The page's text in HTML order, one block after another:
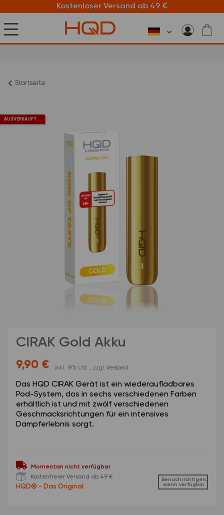
Kostenloser Versand ab 49 €
Startseite
AUSVERKAUFT
CIRAK Gold Akku
9,90 € inkl. 19% USt. , zzgl. Versand
Das HQD CIRAK Gerät ist ein wiederaufladbares
Pod-System, das in sechs verschiedenen Farben
erhältlich ist und mit zwölf verschiedenen
Geschmacksrichtungen für ein intensives
Dampferlebnis sorgt.
Momentan nicht verfügbar
Kostenfreier Versand ab 49 €
Benachrichtigen,
wenn verfügbar